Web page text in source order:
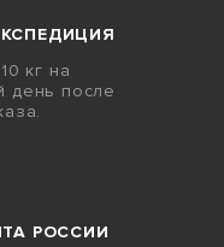
кг на
день после
РОССИИ